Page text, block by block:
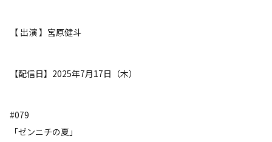
【 出演 】宮原健斗
【配信日】2025年7月17日（木）
#079
「ゼンニチの夏」